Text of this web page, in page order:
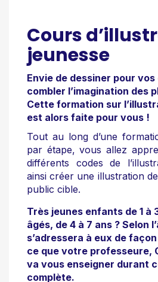
Cours
jeunesse
Envie de dessiner pour
combler l’imagination des
Cette formation sur
est alors faite pour vous !
Tout au long d’une
par étape, vous allez
différents codes de
ainsi créer une illustration
public cible.
Très jeunes enfants de 1 à
âgés, de 4 à 7 ans ? Selon
s’adressera à eux de
ce que votre professeure,
va vous enseigner durant
complète.